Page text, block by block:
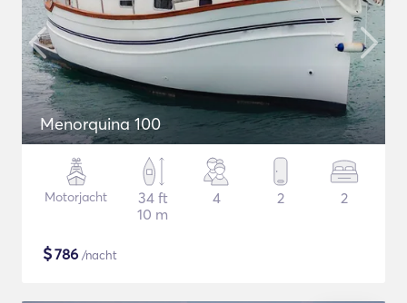
Menorquina 100
Motorjacht
34 ft
10 m
4 2 2
$786 /nacht